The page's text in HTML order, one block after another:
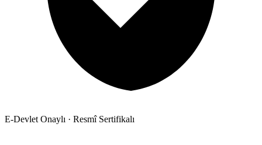
E-Devlet Onaylı · Resmî Sertifikalı